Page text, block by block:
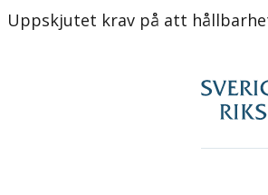
Uppskjutet krav på att